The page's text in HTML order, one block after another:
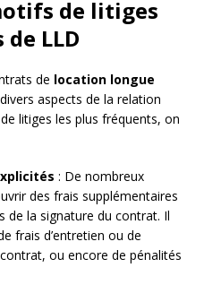
de litiges
LLD
de location longue
aspects de la relation
litiges les plus fréquents, on
: De nombreux
des frais supplémentaires
de la signature du contrat. Il
frais d’entretien ou de
ou encore de pénalités